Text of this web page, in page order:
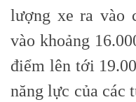
lượng xe ra vào
vào khoảng
điểm lên tới
năng lực của các